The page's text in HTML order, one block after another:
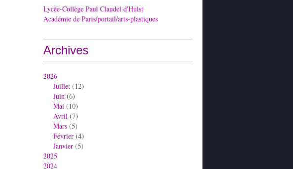
Lycée-Collège Paul Claudel d'Hulst
Académie de Paris/portail/arts-plastiques
Archives
2026
Juillet (12)
Juin (6)
Mai (10)
Avril (7)
Mars (5)
Février (4)
Janvier (5)
2025
2024